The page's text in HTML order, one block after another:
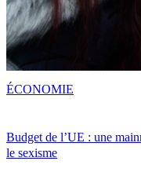
Budget de l’UE : une
le sexisme
ÉCONOMIE